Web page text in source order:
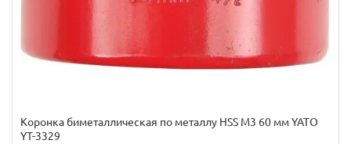
Коронка биметаллическая по металлу HSS M3 60 мм YATO
YT-3329